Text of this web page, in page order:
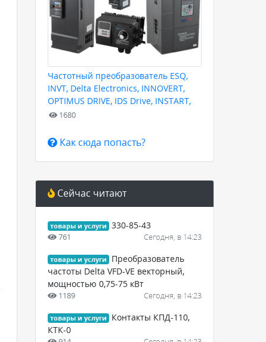
Частотный преобразователь ESQ,
INVT, Delta Electronics, INNOVERT,
OPTIMUS DRIVE, IDS Drive, INSTART,
HYUNDAI для любых задач
1680
Как сюда попасть?
Сейчас читают
товары и услуги 330-85-43
761 Сегодня, в 14:23
товары и услуги
Преобразователь
частоты Delta VFD-VE векторный,
мощностью 0,75-75 кВт
1189 Сегодня, в 14:23
товары и услуги
Контакты КПД-110,
КТК-0